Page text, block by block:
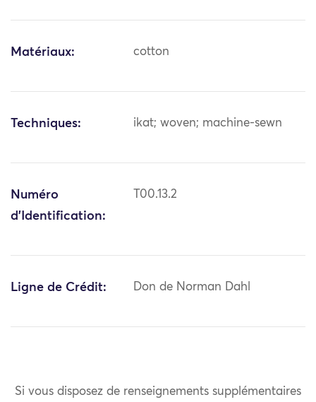
Matériaux: cotton
Techniques: ikat; woven; machine-sewn
Numéro
d'Identification:
T00.13.2
Ligne de Crédit: Don de Norman Dahl
Si vous disposez de renseignements supplémentaires